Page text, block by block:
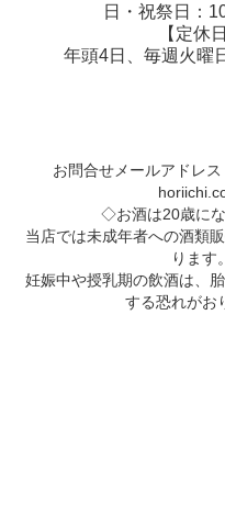
日・祝祭日：
【定休
年頭4日、毎週火曜
お問合せメールアドレス
◇お酒は20歳にな
当店では未成年者への酒類
ります。
妊娠中や授乳期の飲酒は、
する恐れがお